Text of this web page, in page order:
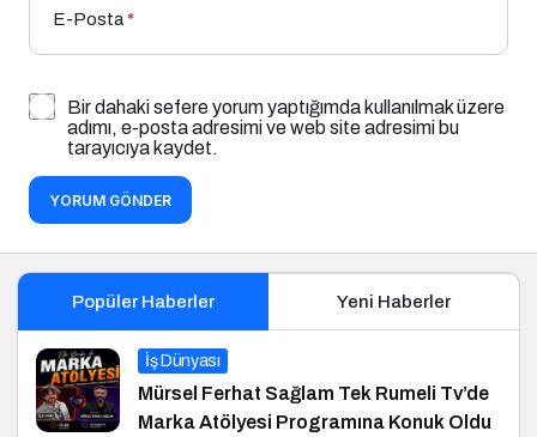
E-Posta*
Bir dahaki sefere yorum yaptığımda kullanılmak üzere
adımı, e-posta adresimi ve web site adresimi bu
tarayıcıya kaydet.
YORUM GÖNDER
Popüler Haberler Yeni Haberler
İş Dünyası
Mürsel Ferhat Sağlam Tek Rumeli Tv’de
Marka Atölyesi Programına Konuk Oldu